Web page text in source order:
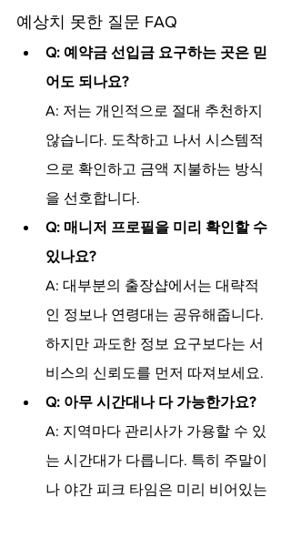
예상치 못한 질문 FAQ
Q: 예약금 선입금 요구하는 곳은 믿
어도 되나요?
A: 저는 개인적으로 절대 추천하지
않습니다. 도착하고 나서 시스템적
으로 확인하고 금액 지불하는 방식
을 선호합니다.
Q: 매니저 프로필을 미리 확인할 수
있나요?
A: 대부분의 출장샵에서는 대략적
인 정보나 연령대는 공유해줍니다.
하지만 과도한 정보 요구보다는 서
비스의 신뢰도를 먼저 따져보세요.
Q: 아무 시간대나 다 가능한가요?
A: 지역마다 관리사가 가용할 수 있
는 시간대가 다릅니다. 특히 주말이
나 야간 피크 타임은 미리 비어있는